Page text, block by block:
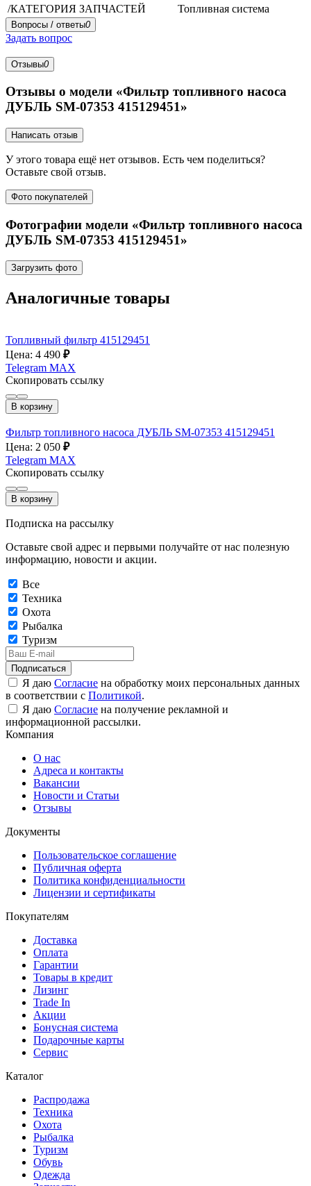
/КАТЕГОРИЯ ЗАПЧАСТЕЙ
Топливная система
Вопросы / ответы0
Задать вопрос
Отзывы0
Отзывы о модели «Фильтр топливного насоса
ДУБЛЬ SM-07353 415129451»
Написать отзыв
У этого товара ещё нет отзывов. Есть чем поделиться?
Оставьте свой отзыв.
Фото покупателей
Фотографии модели «Фильтр топливного насоса
ДУБЛЬ SM-07353 415129451»
Загрузить фото
Аналогичные товары
Топливный фильтр 415129451
Цена: 4 490 ₽
Telegram MAX
Скопировать ссылку
В корзину
Фильтр топливного насоса ДУБЛЬ SM-07353 415129451
Цена: 2 050 ₽
Telegram MAX
Скопировать ссылку
В корзину
Подписка на рассылку
Оставьте свой адрес и первыми получайте от нас полезную
информацию, новости и акции.
Все
Техника
Охота
Рыбалка
Туризм
Подписаться
Я даю Согласие на обработку моих персональных данных
в соответствии с Политикой.
Я даю Согласие на получение рекламной и
информационной рассылки.
Компания
О нас
Адреса и контакты
Вакансии
Новости и Статьи
Отзывы
Документы
Пользовательское соглашение
Публичная оферта
Политика конфиденциальности
Лицензии и сертификаты
Покупателям
Доставка
Оплата
Гарантии
Товары в кредит
Лизинг
Trade In
Акции
Бонусная система
Подарочные карты
Сервис
Каталог
Распродажа
Техника
Охота
Рыбалка
Туризм
Обувь
Одежда